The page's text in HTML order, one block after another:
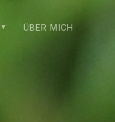
ÜBER MICH